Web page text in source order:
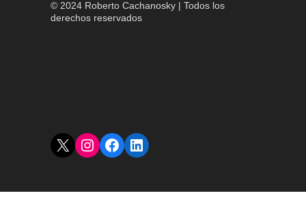
© 2024 Roberto Cachanosky | Todos los
derechos reservados
X Instagram
Facebook
LinkedIn